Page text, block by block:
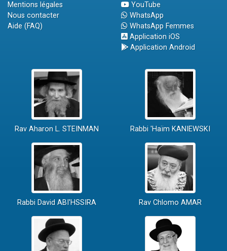
Mentions légales
Nous contacter
Aide (FAQ)
YouTube
WhatsApp
WhatsApp Femmes
Application iOS
Application Android
Rav Aharon L. STEINMAN Rabbi 'Haïm KANIEWSKI
Rabbi David ABI'HSSIRA Rav Chlomo AMAR